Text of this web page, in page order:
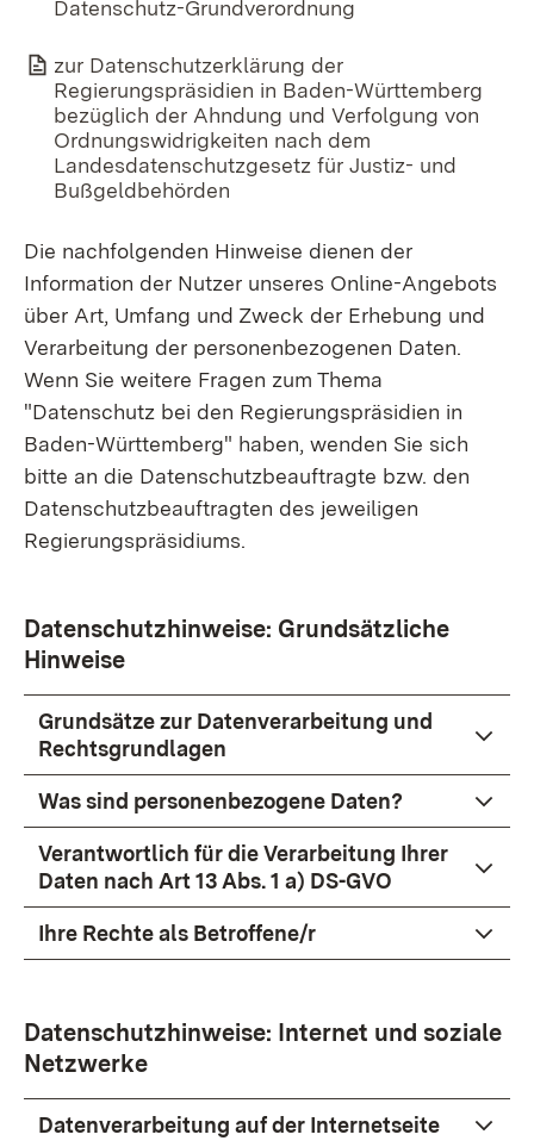
Datenschutz-Grundverordnung
Link auf Datei:
zur Datenschutzerklärung der
Regierungspräsidien in Baden-Württemberg
bezüglich der Ahndung und Verfolgung von
Ordnungswidrigkeiten nach dem
Landesdatenschutzgesetz für Justiz- und
Bußgeldbehörden
Die nachfolgenden Hinweise dienen der
Information der Nutzer unseres Online-Angebots
über Art, Umfang und Zweck der Erhebung und
Verarbeitung der personenbezogenen Daten.
Wenn Sie weitere Fragen zum Thema
"Datenschutz bei den Regierungspräsidien in
Baden-Württemberg" haben, wenden Sie sich
bitte an die Datenschutzbeauftragte bzw. den
Datenschutzbeauftragten des jeweiligen
Regierungspräsidiums.
Datenschutzhinweise: Grundsätzliche
Hinweise
Grundsätze zur Datenverarbeitung und
Rechtsgrundlagen
Was sind personenbezogene Daten?
Verantwortlich für die Verarbeitung Ihrer
Daten nach Art 13 Abs. 1 a) DS-GVO
Ihre Rechte als Betroffene/r
Datenschutzhinweise: Internet und soziale
Netzwerke
Datenverarbeitung auf der Internetseite